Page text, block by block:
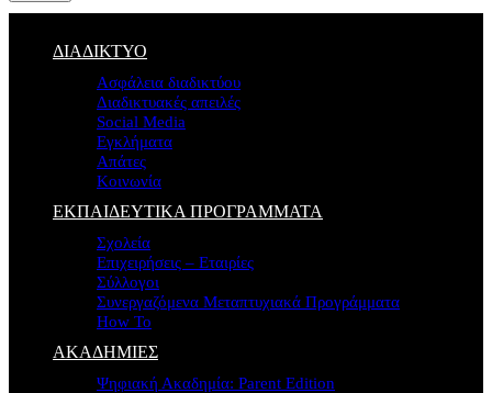
ΔΙΑΔΙΚΤΥΟ
Ασφάλεια διαδικτύου
Διαδικτυακές απειλές
Social Media
Εγκλήματα
Απάτες
Κοινωνία
ΕΚΠΑΙΔΕΥΤΙΚΑ ΠΡΟΓΡΑΜΜΑΤΑ
Σχολεία
Επιχειρήσεις – Εταιρίες
Σύλλογοι
Συνεργαζόμενα Μεταπτυχιακά Προγράμματα
How To
ΑΚΑΔΗΜΙΕΣ
Ψηφιακή Ακαδημία: Parent Edition